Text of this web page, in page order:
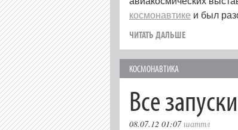
космонавтике и был
ЧИТАТЬ ДАЛЬШЕ
КОСМОНАВТИКА
Все
08.07.12 01:07 шаттл